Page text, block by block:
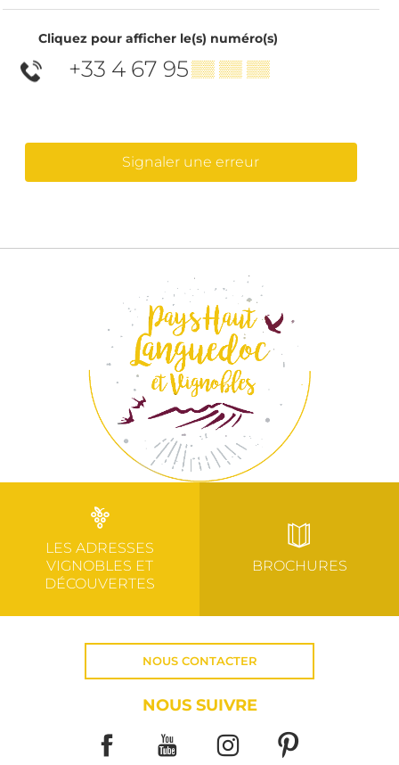
Cliquez pour afficher le(s) numéro(s)
+33 4 67 95▒▒ ▒▒ ▒▒
Signaler une erreur
LES ADRESSES
VIGNOBLES ET
DÉCOUVERTES
BROCHURES
NOUS CONTACTER
NOUS SUIVRE